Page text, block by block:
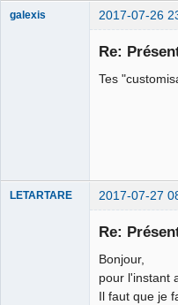
galexis 2017-07-26
Re:
Tes
LETARTARE 2017-07-27
Re:
Bonjour,
pour l'instant
Il faut que je